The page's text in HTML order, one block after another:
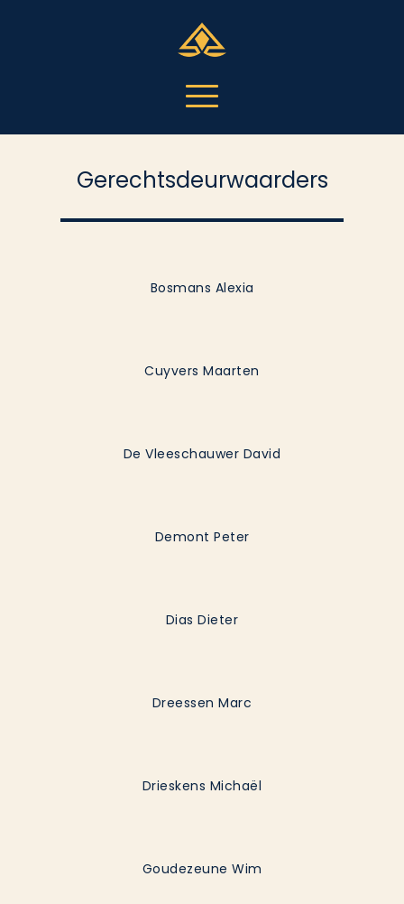
Gerechtsdeurwaarders
Bosmans Alexia
Cuyvers Maarten
De Vleeschauwer David
Demont Peter
Dias Dieter
Dreessen Marc
Drieskens Michaël
Goudezeune Wim